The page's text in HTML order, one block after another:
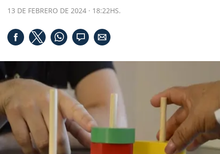
13 DE FEBRERO DE 2024 · 18:22HS.